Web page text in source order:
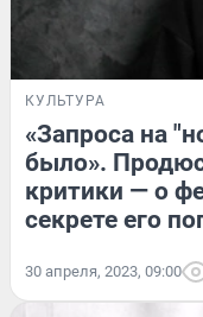
КУЛЬТУРА
«Запроса на
было».
критики — о
секрете его
30 апреля, 2023, 09:00